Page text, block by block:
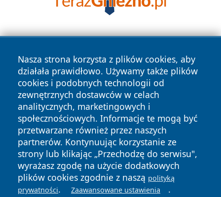
Nasza strona korzysta z plików cookies, aby
działała prawidłowo. Używamy także plików
cookies i podobnych technologii od
zewnętrznych dostawców w celach
analitycznych, marketingowych i
społecznościowych. Informacje te mogą być
przetwarzane również przez naszych
partnerów. Kontynuując korzystanie ze
strony lub klikając „Przechodzę do serwisu",
wyrażasz zgodę na użycie dodatkowych
plików cookies zgodnie z naszą polityką
prywatności. Zaawansowane ustawienia .
Copyright © 2026 dabrowski24.pl Wszystkie prawa
zastrzeżone.
News Autorzy
Polityka
Prywatności
Polityka
Cookies